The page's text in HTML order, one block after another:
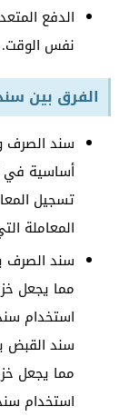
الدفع
نفس الوقت.
الفرق بين
سند الصرف
أساسية في
تسجيل
المعاملة
سند الصرف
مما يجعل
استخدام
سند القبض
مما يجعل
استخدام